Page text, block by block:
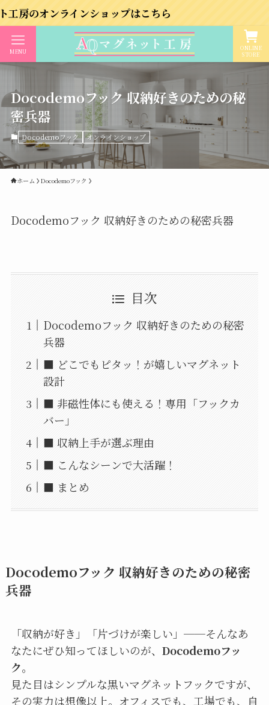
ンショップはこちら
ONLINE
STORE
MENU
Docodemoフック 収納好きのための秘
密兵器
Docodemoフック オンラインショップ
ホーム Docodemoフック
Docodemoフック 収納好きのための秘密兵器
目次
Docodemoフック 収納好きのための秘密
兵器
■ どこでもピタッ！が嬉しいマグネット
設計
■ 非磁性体にも使える！専用「フックカ
バー」
■ 収納上手が選ぶ理由
■ こんなシーンで大活躍！
■ まとめ
Docodemoフック 収納好きのための秘密
兵器
「収納が好き」「片づけが楽しい」──そんなあ
なたにぜひ知ってほしいのが、 Docodemoフッ
ク。
見た目はシンプルな黒いマグネットフックですが、
その実力は想像以上。オフィスでも、工場でも、自